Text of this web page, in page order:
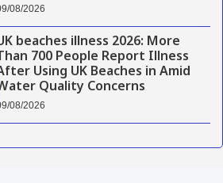
08/2026
beaches illness 2026: More
700 People Report Illness
Using UK Beaches in Amid
Quality Concerns
08/2026